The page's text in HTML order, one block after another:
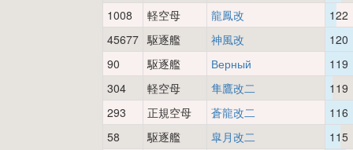
1008
軽空母 龍鳳改
122
45677 駆逐艦 神風改
120
90
駆逐艦 Верный
119
304
軽空母 隼鷹改二
119
293
正規空母 蒼龍改二
116
58
駆逐艦 皐月改二
115